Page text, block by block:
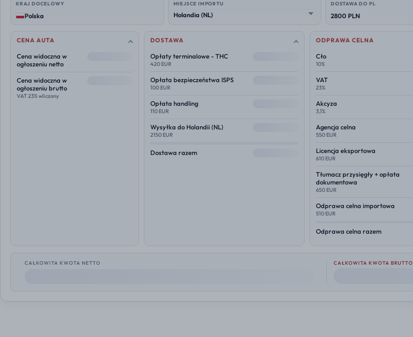
KRAJ DOCELOWY
Polska
MIEJSCE IMPORTU DOSTAWA DO PL
2800 PLN
CENA AUTA
Cena widoczna w
ogłoszeniu netto
Cena widoczna w
ogłoszeniu brutto
VAT 23% wliczony
DOSTAWA
Opłaty terminalowe - THC
420 EUR
Opłata bezpieczeństwa ISPS
100 EUR
Opłata handling
110 EUR
Wysyłka do Holandii (NL)
2150 EUR
Dostawa razem
ODPRAWA CELNA
Cło
10%
VAT
23%
Akcyza
3,1%
Agencja celna
550 EUR
Licencja eksportowa
610 EUR
Tłumacz przysięgły + opłata
dokumentowa
650 EUR
Odprawa celna importowa
510 EUR
Odprawa celna razem
CAŁKOWITA KWOTA NETTO CAŁKOWITA KWOTA BRUTTO